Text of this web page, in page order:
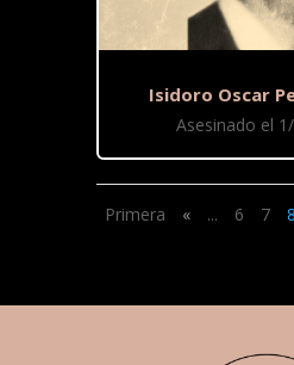
Isidoro Oscar
Asesinado el
Primera « ... 6 7 8